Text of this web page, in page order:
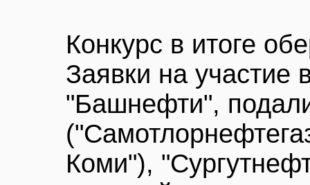
Конкурс в итоге
Заявки на
"Башнефти",
Коми"),